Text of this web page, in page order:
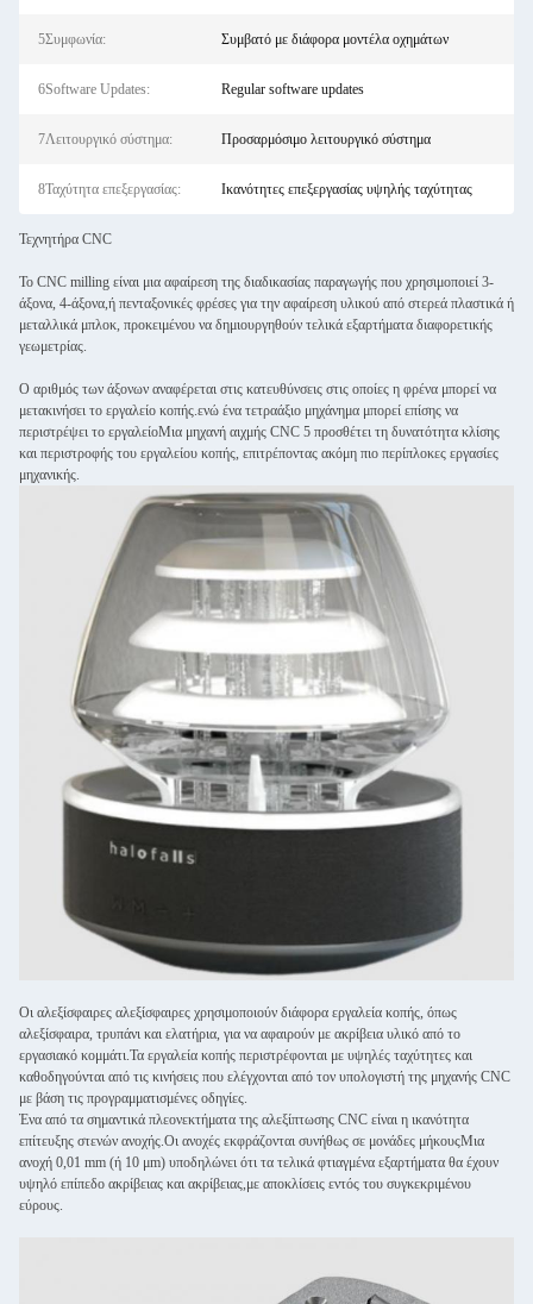
5Συμφωνία: Συμβατό με διάφορα μοντέλα οχημάτων
6Software Updates: Regular software updates
7Λειτουργικό σύστημα: Προσαρμόσιμο λειτουργικό σύστημα
8Ταχύτητα επεξεργασίας: Ικανότητες επεξεργασίας υψηλής ταχύτητας
Τεχνητήρα CNC
Το CNC milling είναι μια αφαίρεση της διαδικασίας παραγωγής που χρησιμοποιεί 3-
άξονα, 4-άξονα,ή πενταξονικές φρέσες για την αφαίρεση υλικού από στερεά πλαστικά ή
μεταλλικά μπλοκ, προκειμένου να δημιουργηθούν τελικά εξαρτήματα διαφορετικής
γεωμετρίας.
Ο αριθμός των άξονων αναφέρεται στις κατευθύνσεις στις οποίες η φρένα μπορεί να
μετακινήσει το εργαλείο κοπής.ενώ ένα τετραάξιο μηχάνημα μπορεί επίσης να
περιστρέψει το εργαλείοΜια μηχανή αιχμής CNC 5 προσθέτει τη δυνατότητα κλίσης
και περιστροφής του εργαλείου κοπής, επιτρέποντας ακόμη πιο περίπλοκες εργασίες
μηχανικής.
Οι αλεξίσφαιρες αλεξίσφαιρες χρησιμοποιούν διάφορα εργαλεία κοπής, όπως
αλεξίσφαιρα, τρυπάνι και ελατήρια, για να αφαιρούν με ακρίβεια υλικό από το
εργασιακό κομμάτι.Τα εργαλεία κοπής περιστρέφονται με υψηλές ταχύτητες και
καθοδηγούνται από τις κινήσεις που ελέγχονται από τον υπολογιστή της μηχανής CNC
με βάση τις προγραμματισμένες οδηγίες.
Ένα από τα σημαντικά πλεονεκτήματα της αλεξίπτωσης CNC είναι η ικανότητα
επίτευξης στενών ανοχής.Οι ανοχές εκφράζονται συνήθως σε μονάδες μήκουςΜια
ανοχή 0,01 mm (ή 10 μm) υποδηλώνει ότι τα τελικά φτιαγμένα εξαρτήματα θα έχουν
υψηλό επίπεδο ακρίβειας και ακρίβειας,με αποκλίσεις εντός του συγκεκριμένου
εύρους.